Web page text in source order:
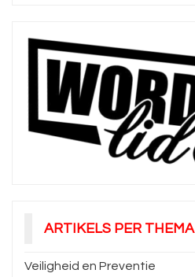
ARTIKELS PER THEMA
Veiligheid en Preventie